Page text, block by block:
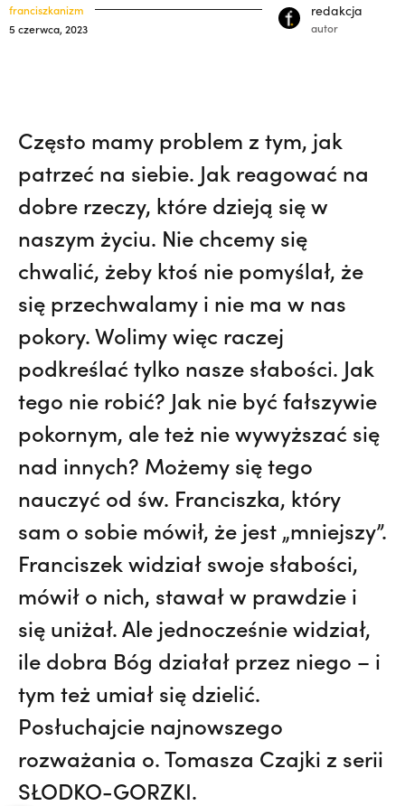
klasztory
święci
33) | o. Zdzisław Kijas,Otwierał misję w
Pariacoto. Wrócił na pogrzeb braci. |
franciszkanizm
5 czerwca, 2023
redakcja
autor
Często mamy problem z tym, jak
patrzeć na siebie. Jak reagować na
dobre rzeczy, które dzieją się w
naszym życiu. Nie chcemy się
chwalić, żeby ktoś nie pomyślał, że
się przechwalamy i nie ma w nas
pokory. Wolimy więc raczej
podkreślać tylko nasze słabości. Jak
tego nie robić? Jak nie być fałszywie
pokornym, ale też nie wywyższać się
nad innych? Możemy się tego
nauczyć od św. Franciszka, który
sam o sobie mówił, że jest „mniejszy”.
Franciszek widział swoje słabości,
mówił o nich, stawał w prawdzie i
się uniżał. Ale jednocześnie widział,
ile dobra Bóg działał przez niego – i
tym też umiał się dzielić.
Posłuchajcie najnowszego
rozważania o. Tomasza Czajki z serii
SŁODKO-GORZKI.